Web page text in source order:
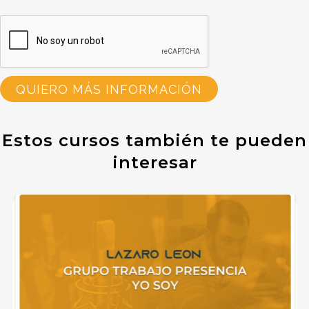
QUIERO MÁS INFORMACIÓN
Estos cursos también te pueden
interesar